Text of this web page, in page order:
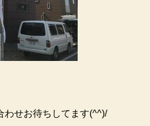
わせお待ちしてます(^^)/